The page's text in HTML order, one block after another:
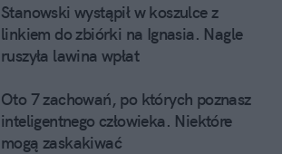
Stanowski wystąpił w koszulce z
linkiem do zbiórki na Ignasia. Nagle
ruszyła lawina wpłat
Oto 7 zachowań, po których poznasz
inteligentnego człowieka. Niektóre
mogą zaskakiwać